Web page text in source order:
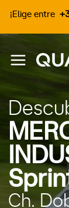
¡Elige entre
Ch.